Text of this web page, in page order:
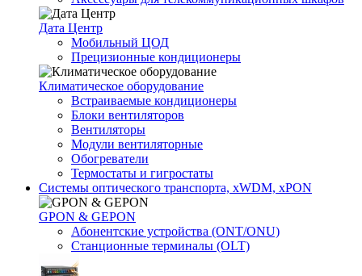
Дата Центр
Мобильный ЦОД
Прецизионные кондиционеры
Климатичeское оборудование
Встраиваемые кондиционеры
Блоки вентиляторов
Вентиляторы
Модули вентиляторные
Обогреватели
Термостаты и гигростаты
Системы оптического транспорта, xWDM, xPON
GPON & GEPON
Абонентские устройства (ONT/ONU)
Станционные терминалы (OLT)